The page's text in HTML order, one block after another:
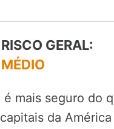
RISCO GERAL:
MÉDIO
é mais seguro do
da